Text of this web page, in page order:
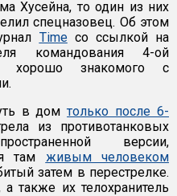
Хусейна, то один из них
спецназовец. Об этом
Timeсо ссылкой на
командования 4-ой
хорошо знакомого с
в домтолько после 6-
из противотанковых
версии,
там живым человеком
затем в перестрелке.
также их телохранитель